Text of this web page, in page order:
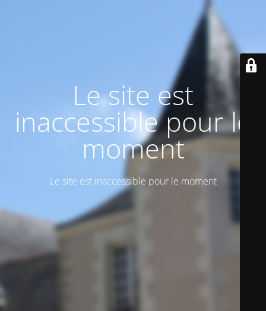
Le site est
inaccessible pour le
moment
Le site est inaccessible pour le moment